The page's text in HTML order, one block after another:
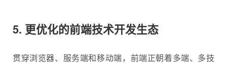
5. 更优化的前端技术开发生态
贯穿浏览器、服务端和移动端，前端正朝着多端、多技